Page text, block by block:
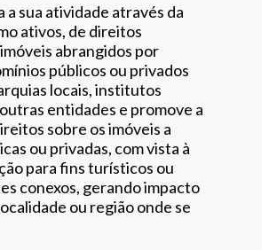
a sua atividade através da
ativos, de direitos
abrangidos por
públicos ou privados
locais, institutos
entidades e promove a
sobre os imóveis a
ou privadas, com vista à
para fins turísticos ou
conexos, gerando impacto
ou região onde se